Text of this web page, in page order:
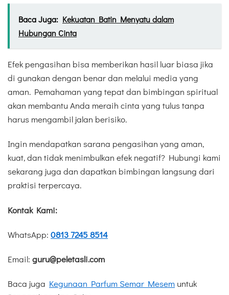
Baca Juga: Kekuatan Batin Menyatu dalam
Hubungan Cinta
Efek pengasihan bisa memberikan hasil luar biasa jika
di gunakan dengan benar dan melalui media yang
aman. Pemahaman yang tepat dan bimbingan spiritual
akan membantu Anda meraih cinta yang tulus tanpa
harus mengambil jalan berisiko.
Ingin mendapatkan sarana pengasihan yang aman,
kuat, dan tidak menimbulkan efek negatif? Hubungi kami
sekarang juga dan dapatkan bimbingan langsung dari
praktisi terpercaya.
Kontak Kami:
WhatsApp: 0813 7245 8514
Email: guru@peletasli.com
Baca juga Kegunaan Parfum Semar Mesem untuk